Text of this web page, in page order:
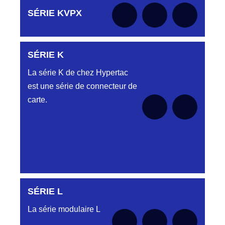
Aucune pièce disponible pour cette série pour
le moment
SÉRIE KVPX
Aucune pièce disponible pour cette série pour
SÉRIE K
La série K de chez Hypertac
est une série de connecteur de
carte.
SÉRIE KAA
SÉRIE L
La série modulaire L